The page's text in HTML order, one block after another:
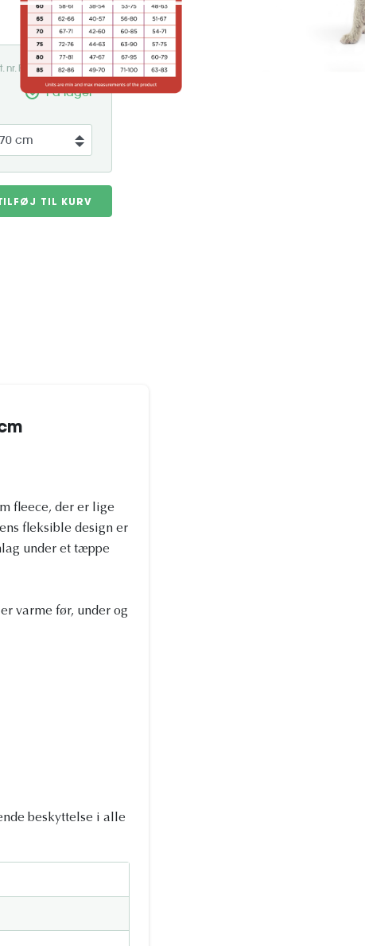
nr. POM-JUM70HAB
På lager
TIL KURV
fleece, der er lige
fleksible design er
under et tæppe
varme før, under og
beskyttelse i alle